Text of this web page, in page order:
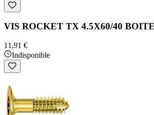
VIS ROCKET TX 4.5X60/40
11,91 €
Indisponible